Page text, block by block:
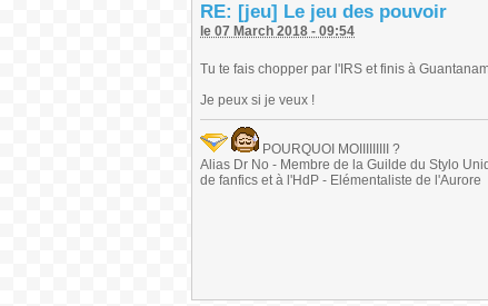
RE: [jeu] Le jeu des pouvoir
le 07 March 2018 - 09:54
Tu te fais chopper par l'IRS et finis à
Je peux si je veux !
POURQUOI MOIIIIIIIII ?
Alias Dr No - Membre de la Guilde du Stylo
de fanfics et à l'HdP - Elémentaliste de l'Aurore